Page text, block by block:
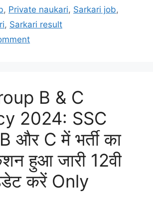
, Private naukari, Sarkari job,
, Sarkari result
B & C
2024: SSC
और C में भर्ती का
हुआ जारी 12वी
करें Only